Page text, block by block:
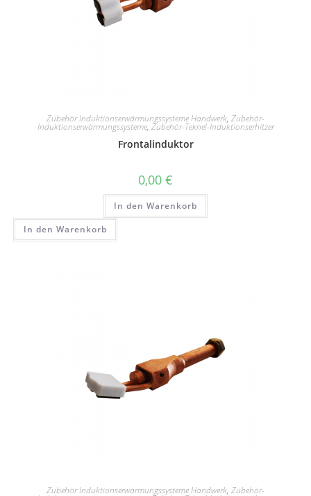
Zubehör Induktionserwärmungssysteme Handwerk, Zubehör-
Induktionserwärmungssysteme, Zubehör-Teknel-Induktionserhitzer
Frontalinduktor
0,00 €
In den Warenkorb
In den Warenkorb
Zubehör Induktionserwärmungssysteme Handwerk, Zubehör-